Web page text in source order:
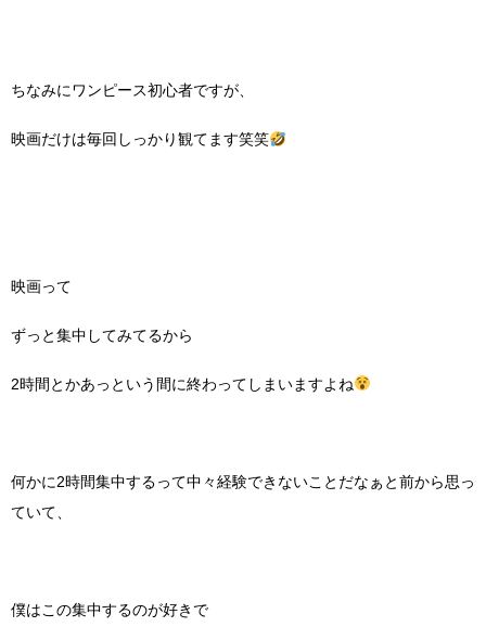
ちなみにワンピース初心者ですが、
映画だけは毎回しっかり観てます笑笑
映画って
ずっと集中してみてるから
2時間とかあっという間に終わってしまいますよね
何かに2時間集中するって中々経験できないことだなぁと前から思っ
ていて、
僕はこの集中するのが好きで